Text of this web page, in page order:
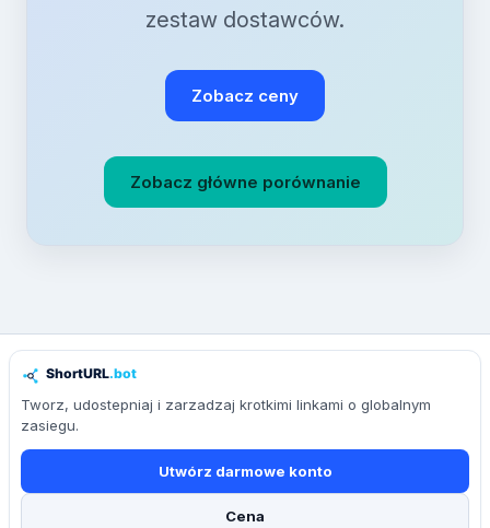
zestaw dostawców.
Zobacz ceny
Zobacz główne porównanie
Tworz, udostepniaj i zarzadzaj krotkimi linkami o globalnym
zasiegu.
Utwórz darmowe konto
Cena